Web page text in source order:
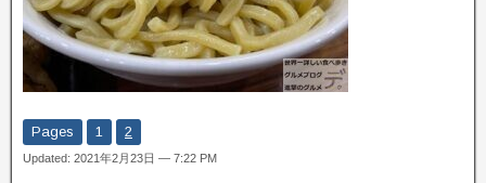
Pages 1 2
Updated: 2021年2月23日 — 7:22 PM